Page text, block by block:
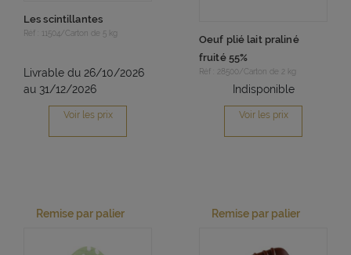
Les scintillantes
Réf : 11504/Carton de 5 kg
Livrable du 26/10/2026
au 31/12/2026
Voir les prix
Oeuf plié lait praliné
fruité 55%
Réf : 28500/Carton de 2 kg
Indisponible
Voir les prix
Remise par palier Remise par palier